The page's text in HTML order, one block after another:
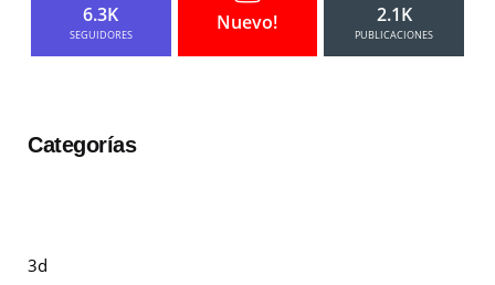
6.3K
SEGUIDORES
Nuevo! 2.1K
PUBLICACIONES
Categorías
3d